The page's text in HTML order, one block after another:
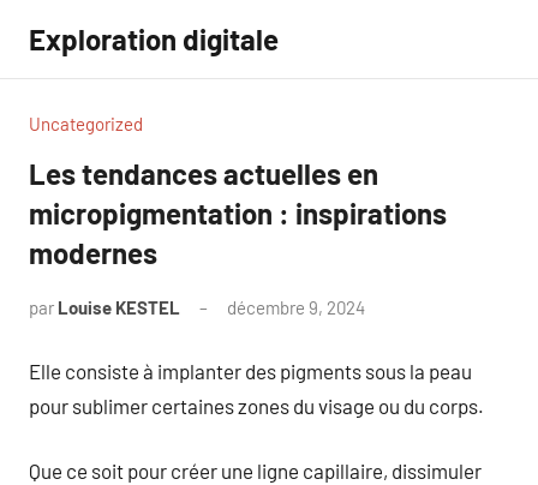
contenu
Exploration digitale
Uncategorized
Les tendances actuelles en
micropigmentation : inspirations
modernes
par Louise KESTEL décembre 9, 2024
Elle consiste à implanter des pigments sous la peau
pour sublimer certaines zones du visage ou du corps.
Que ce soit pour créer une ligne capillaire, dissimuler